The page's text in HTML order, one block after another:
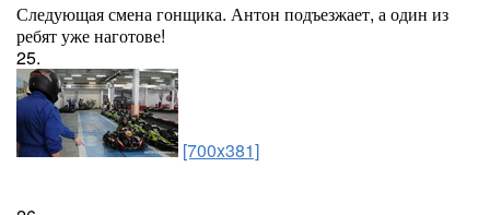
Следующая смена гонщика. Антон подъезжает, а один из
ребят уже наготове!
25.
[700x381]